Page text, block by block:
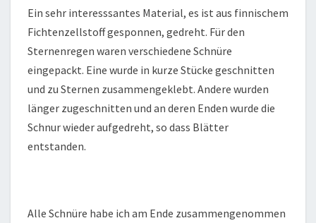
Ein sehr interesssantes Material, es ist aus finnischem
Fichtenzellstoff gesponnen, gedreht. Für den
Sternenregen waren verschiedene Schnüre
eingepackt. Eine wurde in kurze Stücke geschnitten
und zu Sternen zusammengeklebt. Andere wurden
länger zugeschnitten und an deren Enden wurde die
Schnur wieder aufgedreht, so dass Blätter
entstanden.
Alle Schnüre habe ich am Ende zusammengenommen